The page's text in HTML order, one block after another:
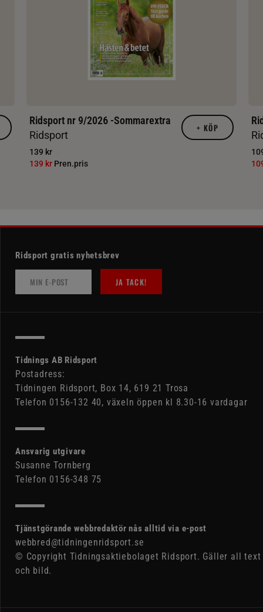
Ridsport nr 9/2026 -Sommarextra
Ridsport
139 kr
139 kr Pren.pris
+ KÖP
Ridsport gratis nyhetsbrev
JA TACK!
Tidnings AB Ridsport
Postadress:
Tidningen Ridsport, Box 14, 619 21 Trosa
Telefon 0156-132 40, växeln öppen kl 8.30-16 vardagar
Ansvarig utgivare
Susanne Tornberg
Telefon 0156-348 75
Tjänstgörande webbredaktör nås alltid via e-post
webbred@tidningenridsport.se
© Copyright Tidningsaktiebolaget Ridsport. Gäller all text
och bild.